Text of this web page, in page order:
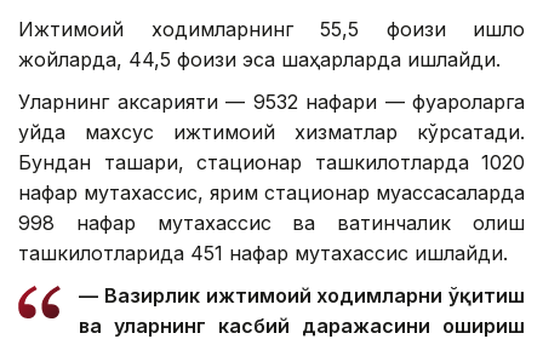
Ижтимоий ходимларнинг 55,5 фоизи қишлоқ
жойларда, 44,5 фоизи эса шаҳарларда ишлайди.
Уларнинг аксарияти — 9532 нафари — фуқароларга
уйда махсус ижтимоий хизматлар кўрсатади.
Бундан ташқари, стационар ташкилотларда 1020
нафар мутахассис, ярим стационар муассасаларда
998 нафар мутахассис ва вақтинчалик қолиш
ташкилотларида 451 нафар мутахассис ишлайди.
— Вазирлик ижтимоий ходимларни ўқитиш
ва уларнинг касбий даражасини ошириш